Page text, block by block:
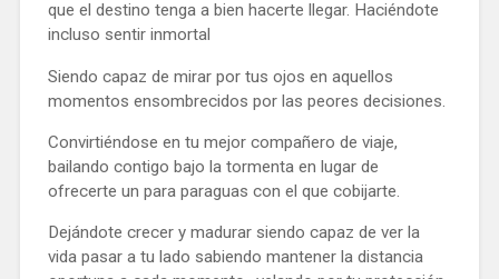
que el destino tenga a bien hacerte llegar. Haciéndote
incluso sentir inmortal
Siendo capaz de mirar por tus ojos en aquellos
momentos ensombrecidos por las peores decisiones.
Convirtiéndose en tu mejor compañero de viaje,
bailando contigo bajo la tormenta en lugar de
ofrecerte un para paraguas con el que cobijarte.
Dejándote crecer y madurar siendo capaz de ver la
vida pasar a tu lado sabiendo mantener la distancia